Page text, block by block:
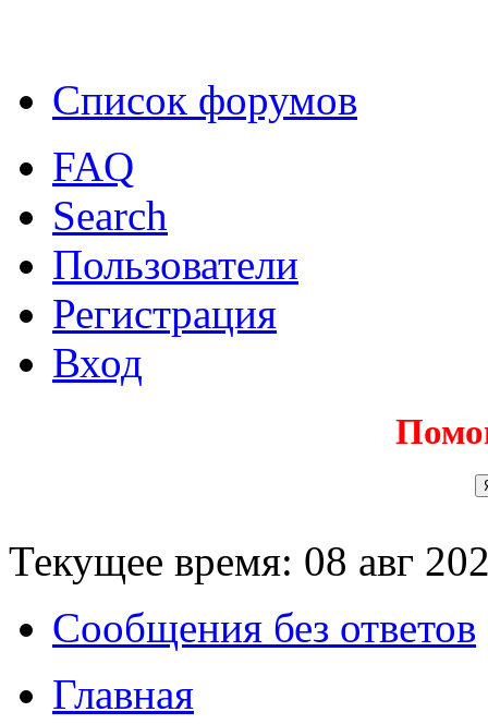
Список форумов
FAQ
Search
Пользователи
Регистрация
Вход
Текущее время: 08 авг
Сообщения без ответов
Главная